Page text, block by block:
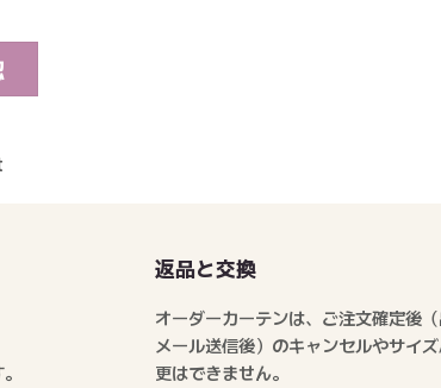
返品と交換
オーダーカーテンは、ご注文確定後
メール送信後）のキャンセルやサイ
更はできません。